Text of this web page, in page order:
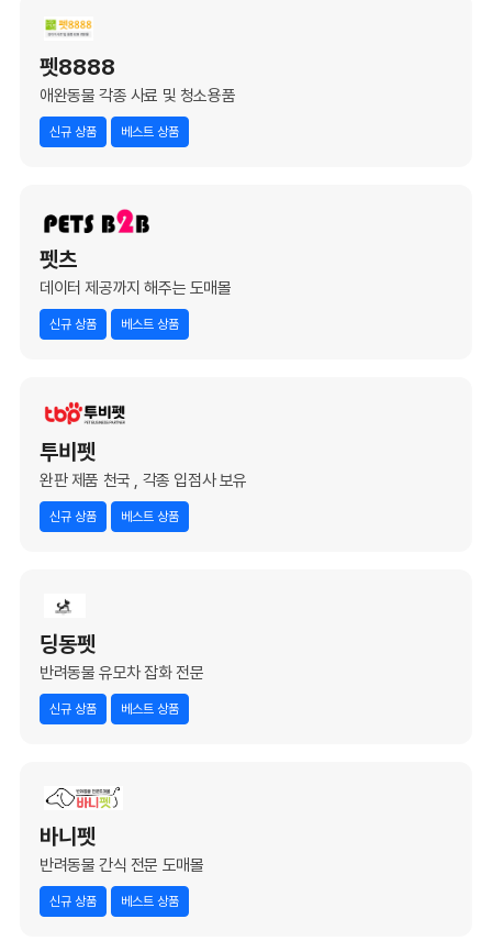
펫8888
애완동물 각종 사료 및 청소용품
신규 상품 베스트 상품
펫츠
데이터 제공까지 해주는 도매몰
신규 상품 베스트 상품
투비펫
완판 제품 천국 , 각종 입점사 보유
신규 상품 베스트 상품
딩동펫
반려동물 유모차 잡화 전문
신규 상품 베스트 상품
바니펫
반려동물 간식 전문 도매몰
신규 상품 베스트 상품